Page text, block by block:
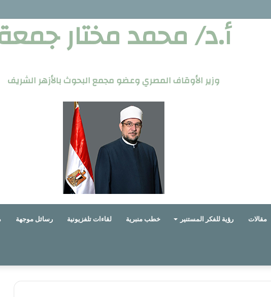
أ.د/ محمد مختار
وزير الأوقاف المصري وعضو مجمع البحوث بالأزهر الشريف
مقالات رؤية للفكر المستنير خطب منبرية لقاءات تلفزيونية رسائل موجهة